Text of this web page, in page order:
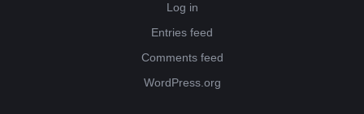
Log in
Entries feed
Comments feed
WordPress.org